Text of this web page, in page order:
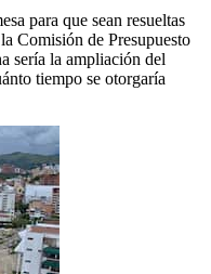
para que sean resueltas
Comisión de Presupuesto
sería la ampliación del
tiempo se otorgaría